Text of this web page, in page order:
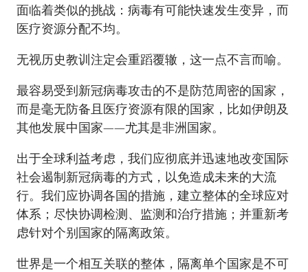
面临着类似的挑战：病毒有可能快速发生变异，而
医疗资源分配不均。
无视历史教训注定会重蹈覆辙，这一点不言而喻。
最容易受到新冠病毒攻击的不是防范周密的国家，
而是毫无防备且医疗资源有限的国家，比如伊朗及
其他发展中国家——尤其是非洲国家。
出于全球利益考虑，我们应彻底并迅速地改变国际
社会遏制新冠病毒的方式，以免造成未来的大流
行。我们应协调各国的措施，建立整体的全球应对
体系；尽快协调检测、监测和治疗措施；并重新考
虑针对个别国家的隔离政策。
世界是一个相互关联的整体，隔离单个国家是不可